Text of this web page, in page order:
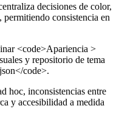
decisiones de color,
consistencia en
<code>Apariencia >
y repositorio de tema
code>.
hoc, inconsistencias entre
y accesibilidad a medida